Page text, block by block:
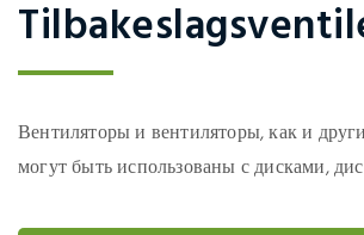
Вентиляторы и вентиляторы, как и
могут быть использованы с дисками,